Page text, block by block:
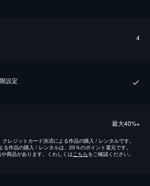
4
設定
最⼤40%※
レジットカード決済による作品の購入 / レンタルです。
作品の購入 / レンタルは、20％のポイント還元です。
商品があります。くわしくはこちらをご確認ください。